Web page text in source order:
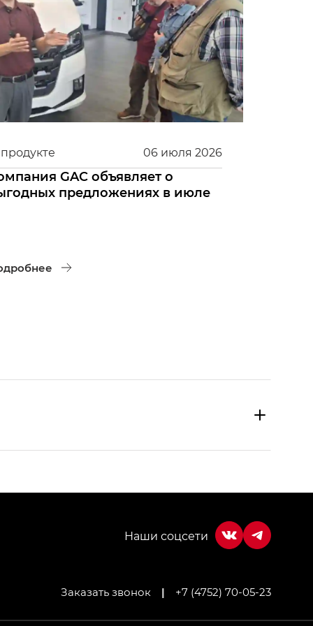
06 июля 2026
GAC объявляет о
предложениях в июле
Заказать звонок | +7 (4752) 70-05-23